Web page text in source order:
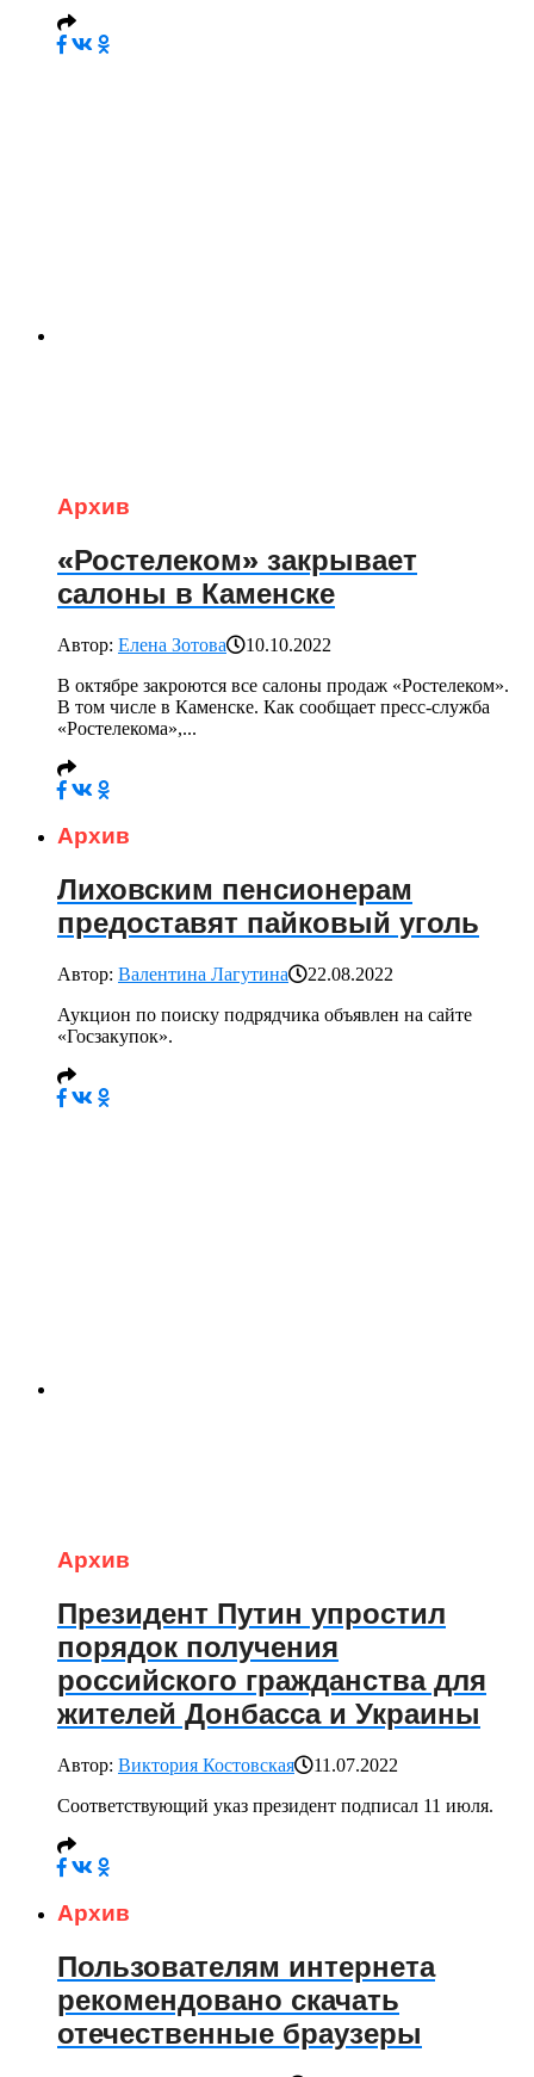
Архив
«Ростелеком» закрывает
салоны в Каменске
Автор: Елена Зотова
10.10.2022
В октябре закроются все салоны продаж «Ростелеком».
В том числе в Каменске. Как сообщает пресс-служба
«Ростелекома»,...
Архив
Лиховским пенсионерам
предоставят пайковый уголь
Автор: Валентина Лагутина
22.08.2022
Аукцион по поиску подрядчика объявлен на сайте
«Госзакупок».
Архив
Президент Путин упростил
порядок получения
российского гражданства для
жителей Донбасса и Украины
Автор: Виктория Костовская
11.07.2022
Соответствующий указ президент подписал 11 июля.
Архив
Пользователям интернета
рекомендовано скачать
отечественные браузеры